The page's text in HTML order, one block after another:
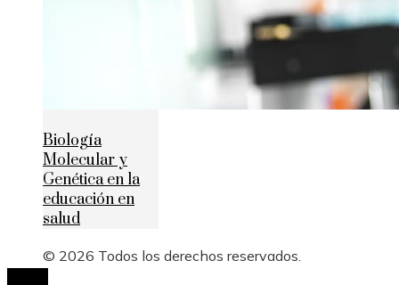
Biología
Molecular y
Genética en la
educación en
salud
© 2026 Todos los derechos reservados.